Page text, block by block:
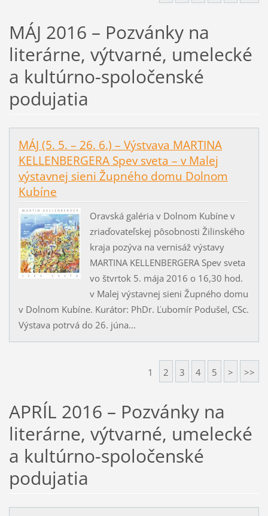
MÁJ 2016 – Pozvánky na
literárne, výtvarné, umelecké
a kultúrno-spoločenské
podujatia
MÁJ (5. 5. – 26. 6.) – Výstvava MARTINA
KELLENBERGERA Spev sveta – v Malej
výstavnej sieni Župného domu Dolnom
Kubíne
Oravská galéria v Dolnom Kubíne v
zriaďovateľskej pôsobnosti Žilinského
kraja pozýva na vernisáž výstavy
MARTINA KELLENBERGERA Spev sveta
vo štvrtok 5. mája 2016 o 16,30 hod.
v Malej výstavnej sieni Župného domu
v Dolnom Kubíne. Kurátor: PhDr. Ľubomír Podušel, CSc.
Výstava potrvá do 26. júna...
1 2 3 4 5 > >>
APRÍL 2016 – Pozvánky na
literárne, výtvarné, umelecké
a kultúrno-spoločenské
podujatia